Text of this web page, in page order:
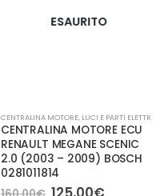
ESAURITO
CENTRALINA MOTORE,LUCI E PARTI ELETTRICHE
CENTRALINA MOTORE ECU
RENAULT MEGANE SCENIC
2.0 (2003 – 2009) BOSCH
0281011814
Il Il